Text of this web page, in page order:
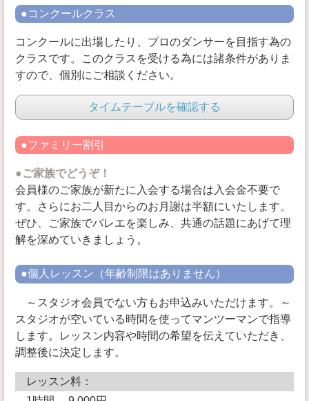
●コンクールクラス
コンクールに出場したり、プロのダンサーを目指す為の
クラスです。このクラスを受ける為には諸条件がありま
すので、個別にご相談ください。
タイムテーブルを確認する
●ファミリー割引
●ご家族でどうぞ！
会員様のご家族が新たに入会する場合は入会金不要で
す。さらにお二人目からのお月謝は半額にいたします。
ぜひ、ご家族でバレエを楽しみ、共通の話題にあげて理
解を深めていきましょう。
●個人レッスン（年齢制限はありません）
～スタジオ会員でない方もお申込みいただけます。～
スタジオが空いている時間を使ってマンツーマンで指導
します。レッスン内容や時間の希望を伝えていただき、
調整後に決定します。
レッスン料：